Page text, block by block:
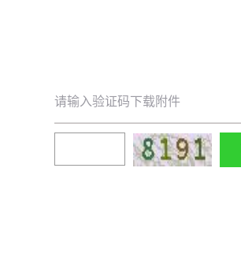
请输入验证码下载附件